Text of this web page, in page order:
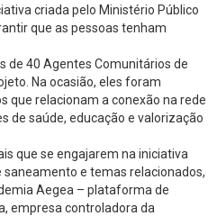
criada pelo Ministério Público
que as pessoas tenham
de 40 Agentes Comunitários de
Na ocasião, eles foram
que relacionam a conexão na rede
de saúde, educação e valorização
que se engajarem na iniciativa
e temas relacionados,
Aegea – plataforma de
empresa controladora da